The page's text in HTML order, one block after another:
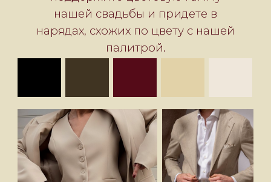
выберете алкоголь.
Пожалуйста, сообщите нам,
сможете ли вы присутствовать.
Мы будем рады каждому из вас!
ЗАПОЛНИТЬ АНКЕТУ